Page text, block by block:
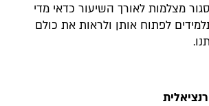
מצלמות לאורך השיעור כדאי מדי
לפתוח אותן ולראות את כולם